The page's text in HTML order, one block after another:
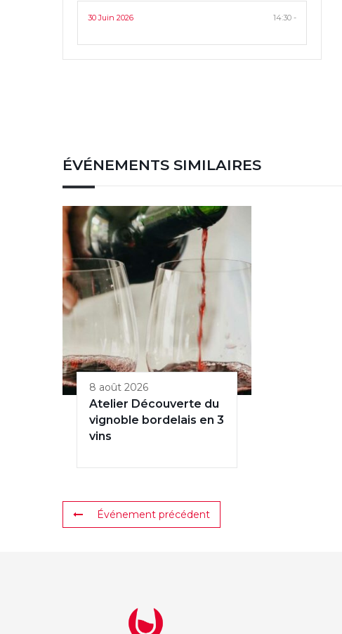
30 Juin 2026 14:30 -
ÉVÉNEMENTS SIMILAIRES
8 août 2026
Atelier Découverte du
vignoble bordelais en 3
vins
Événement précédent